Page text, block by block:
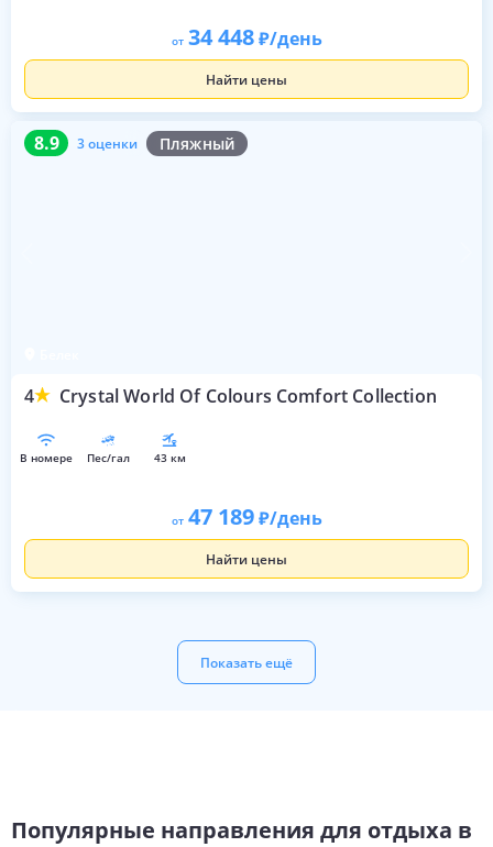
от 34 448 /день
Найти цены
8.9 3 оценки Пляжный
4 Crystal World Of Colours Comfort Collection
8.9 3 оценки
в номере пес/гал 43 км
от 47 189 /день
Найти цены
Показать ещё
Популярные направления для отдыха в